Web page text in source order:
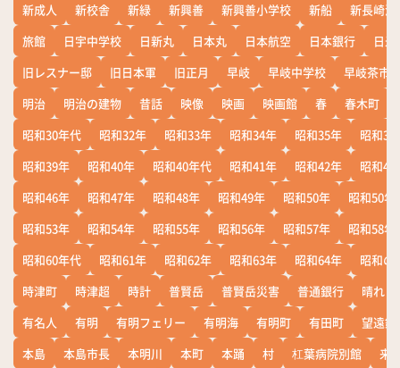
新成人
新校舎 新緑 新興善 新興善小学校 新船
新長崎漁
旅館
日宇中学校 日新丸 日本丸 日本航空 日本銀行
日
旧レスナー邸
旧日本軍 旧正月 早岐 早岐中学校
早岐茶市
明治
明治の建物 昔話 映像 映画 映画館 春 春木町
昭和30年代
昭和32年 昭和33年 昭和34年 昭和35年
昭和36
昭和39年
昭和40年 昭和40年代 昭和41年 昭和42年
昭和43
昭和46年
昭和47年 昭和48年 昭和49年 昭和50年
昭和50年
昭和53年
昭和54年 昭和55年 昭和56年 昭和57年
昭和58年
昭和60年代
昭和61年 昭和62年 昭和63年 昭和64年
昭和の
時津町
時津超 時計 普賢岳 普賢岳災害 普通銀行
晴れ
有名人
有明 有明フェリー 有明海 有明町 有田町
望遠鏡
本島
本島市長 本明川 本町 本踊 村 杠葉病院別館
来